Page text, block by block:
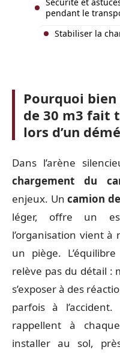
pendant le
Stabiliser la
Pourquoi
de 30 m3 fait
lors d’un
Dans l’arène
chargement du
enjeux. Uncamion
léger, offre un
l’organisation vient à
un piège.
relève pas du détail :
s’exposer à des
parfois à
rappellent à
installer au sol,